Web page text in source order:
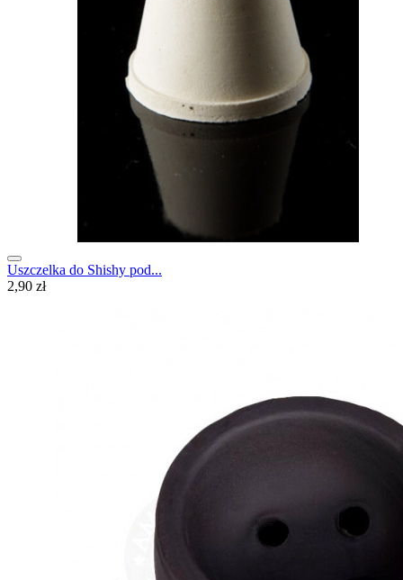
Uszczelka do Shishy pod...
2,90 zł